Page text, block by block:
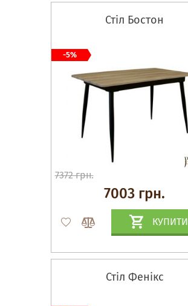
Стіл Бостон
7372 грн.
7003 грн.
КУПИТИ
-5%
Стіл Фенікс